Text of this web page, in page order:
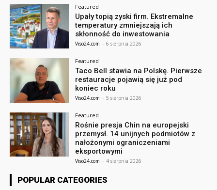
Featured
Upały topią zyski firm. Ekstremalne
temperatury zmniejszają ich
skłonność do inwestowania
Viso24.com - 6 sierpnia 2026
Featured
Taco Bell stawia na Polskę. Pierwsze
restauracje pojawią się już pod
koniec roku
Viso24.com - 5 sierpnia 2026
Featured
Rośnie presja Chin na europejski
przemysł. 14 unijnych podmiotów z
nałożonymi ograniczeniami
eksportowymi
Viso24.com - 4 sierpnia 2026
POPULAR CATEGORIES